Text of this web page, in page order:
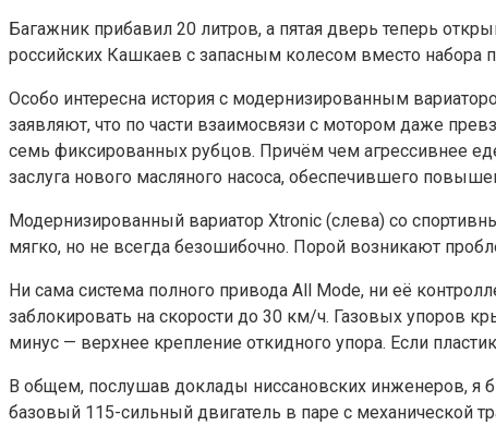
Багажник прибавил 20 литров, а пятая дверь теперь
российских Кашкаев с запасным колесом вместо набора
Особо интересна история с модернизированным
заявляют, что по части взаимосвязи с мотором даже
семь фиксированных рубцов. Причём чем агрессивнее
заслуга нового масляного насоса, обеспечившего
Модернизированный вариатор Xtronic (слева) со
мягко, но не всегда безошибочно. Порой возникают
Ни сама система полного привода All Mode, ни её
заблокировать на скорости до 30 км/ч. Газовых упоров
минус — верхнее крепление откидного упора. Если
В общем, послушав доклады ниссановских инженеров, я
базовый 115-сильный двигатель в паре с механической